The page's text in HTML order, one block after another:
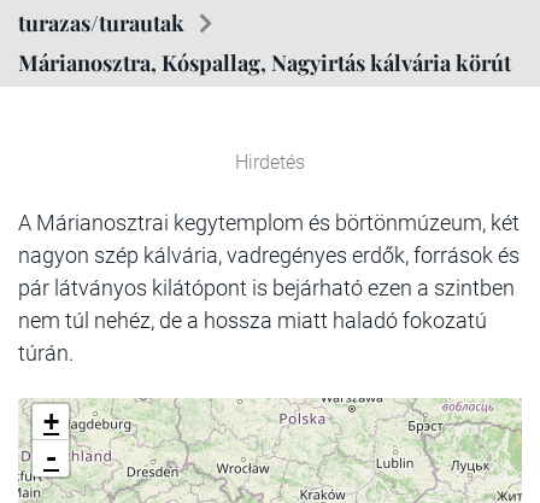
turazas/turautak
Márianosztra, Kóspallag, Nagyirtás kálvária körút
Hirdetés
A Márianosztrai kegytemplom és börtönmúzeum, két
nagyon szép kálvária, vadregényes erdők, források és
pár látványos kilátópont is bejárható ezen a szintben
nem túl nehéz, de a hossza miatt haladó fokozatú
túrán.
+
-